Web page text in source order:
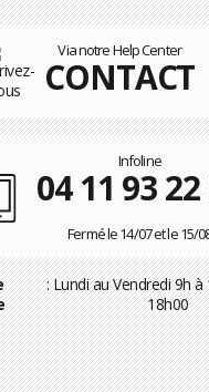
Via notre Help Center
CONTACT
Infoline
04 11 93
Fermé le 14/07 et le 15/
: Lundi au Vendredi 9h
18h00